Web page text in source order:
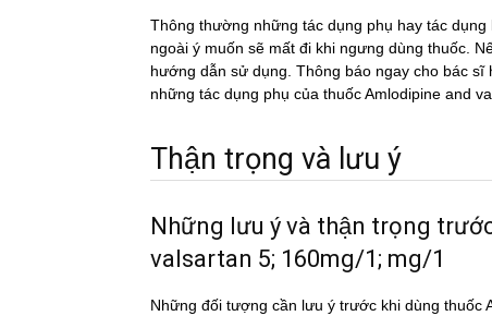
Thông thường những tác dụng phụ hay tác
ngoài ý muốn sẽ mất đi khi ngưng dùng thuốc.
hướng dẫn sử dụng. Thông báo ngay cho bác
những tác dụng phụ của thuốc Amlodipine and
Thận trọng và lưu ý
Những lưu ý và thận trọng
valsartan 5; 160mg/1; mg/1
Những đối tượng cần lưu ý trước khi dùng thuốc